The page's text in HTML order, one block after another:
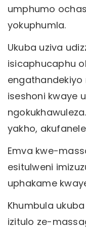
umphumo
yokuphumla.
Ukuba uziva
isicaphucaphu
engathandekiyo
iseshoni kwaye
yakho,
Emva kwe-
esitulweni
uphakame
Khumbula
izitulo ze-